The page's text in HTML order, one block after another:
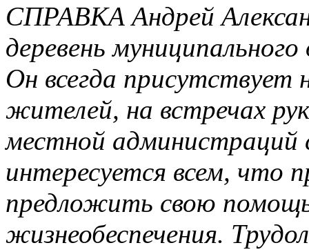
СПРАВКА Андрей
деревень
Он всегда присутствует
жителей, на встречах
местной администраций
интересуется всем, что
предложить свою
жизнеобеспечения.